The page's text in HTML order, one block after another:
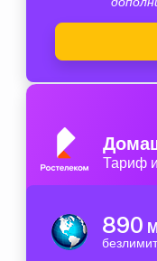
Тариф
890